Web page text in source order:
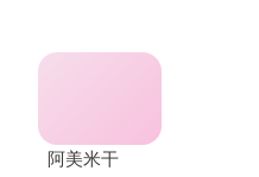
阿美米干